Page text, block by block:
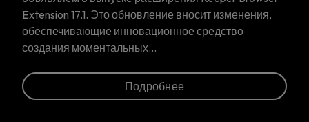
Это обновление вносит изменения,
инновационное средство
данными в…